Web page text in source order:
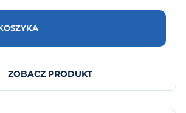
ZOBACZ PRODUKT